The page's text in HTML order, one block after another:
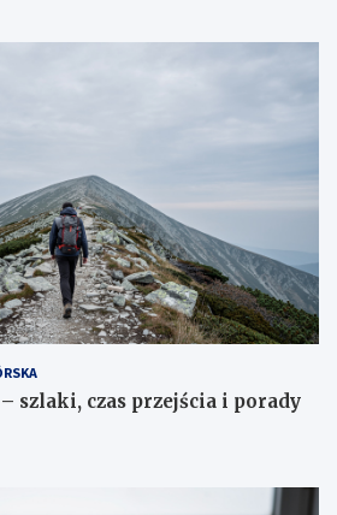
szlaki, czas przejścia i porady